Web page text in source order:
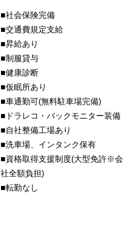
■社会保険完備
■交通費規定支給
■昇給あり
■制服貸与
■健康診断
■仮眠所あり
■車通勤可(無料駐車場完備)
■ドラレコ・バックモニター装備
■自社整備工場あり
■洗車場、インタンク保有
■資格取得支援制度(大型免許※会
社全額負担)
■転勤なし